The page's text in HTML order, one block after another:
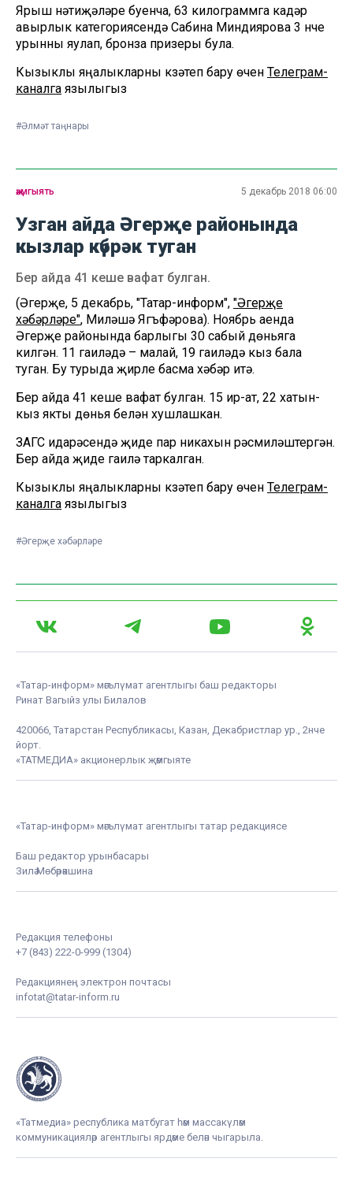
Ярыш нәтиҗәләре буенча, 63 килограммга кадәр
авырлык категориясендә Сабина Миндиярова 3 нче
урынны яулап, бронза призеры була.
Кызыклы яңалыкларны күзәтеп бару өчен Телеграм-
каналга язылыгыз
#Әлмәт таңнары
җәмгыять 5 декабрь 2018 06:00
Узган айда Әгерҗе районында
кызлар күбрәк туган
Бер айда 41 кеше вафат булган.
(Әгерҗе, 5 декабрь, "Татар-информ", "Әгерҗе
хәбәрләре", Миләүшә Ягъфәрова). Ноябрь аенда
Әгерҗе районында барлыгы 30 сабый дөньяга
килгән. 11 гаиләдә – малай, 19 гаиләдә кыз бала
туган. Бу турыда җирле басма хәбәр итә.
Бер айда 41 кеше вафат булган. 15 ир-ат, 22 хатын-
кыз якты дөнья белән хушлашкан.
ЗАГС идарәсендә җиде пар никахын рәсмиләштергән.
Бер айда җиде гаилә таркалган.
Кызыклы яңалыкларны күзәтеп бару өчен Телеграм-
каналга язылыгыз
#Әгерҗе хәбәрләре
«Татар-информ» мәгълүмат агентлыгы баш редакторы
Ринат Вагыйз улы Билалов
420066, Татарстан Республикасы, Казан, Декабристлар ур., 2нче
йорт.
«ТАТМЕДИА» акционерлык җәмгыяте
«Татар-информ» мәгълүмат агентлыгы татар редакциясе
Баш редактор урынбасары
Зилә Мөбәрәкшина
Редакция телефоны
+7 (843) 222-0-999 (1304)
Редакциянең электрон почтасы
infotat@tatar-inform.ru
«Татмедиа» республика матбугат һәм массакүләм
коммуникацияләр агентлыгы ярдәме белән чыгарыла.